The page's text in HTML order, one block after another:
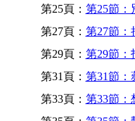
第25頁： 第25節：
第27頁： 第27節：
第29頁： 第29節：
第31頁： 第31節：
第33頁： 第33節：